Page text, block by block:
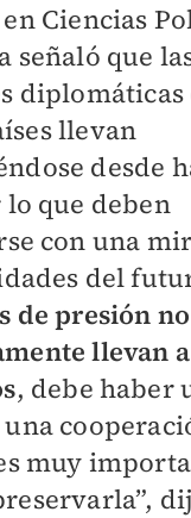
Ciencias
señaló que
diplomáticas
llevan
desde
lo que deben
con una
del
de presión no
llevan
, debe haber
muy